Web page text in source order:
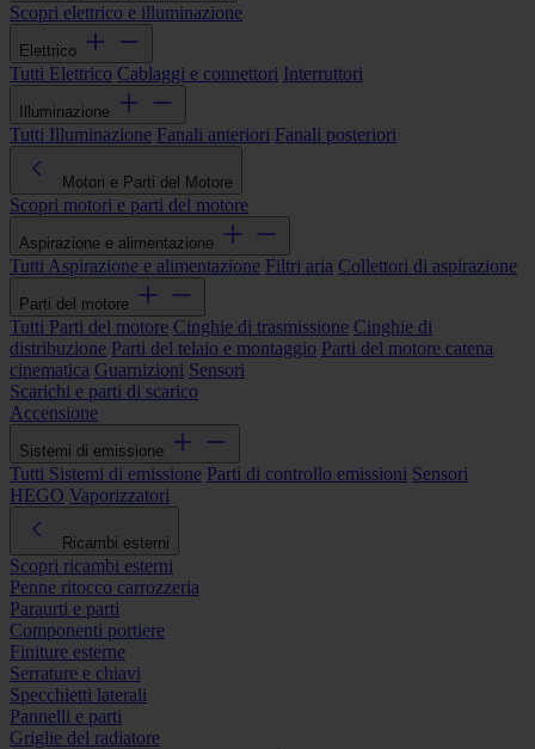
Scopri elettrico e illuminazione
Elettrico
Tutti Elettrico Cablaggi e connettori Interruttori
Illuminazione
Tutti Illuminazione Fanali anteriori Fanali posteriori
Motori e Parti del Motore
Scopri motori e parti del motore
Aspirazione e alimentazione
Tutti Aspirazione e alimentazione Filtri aria Collettori di aspirazione
Parti del motore
Tutti Parti del motore Cinghie di trasmissione Cinghie di
distribuzione Parti del telaio e montaggio Parti del motore catena
cinematica Guarnizioni Sensori
Scarichi e parti di scarico
Accensione
Sistemi di emissione
Tutti Sistemi di emissione Parti di controllo emissioni Sensori
HEGO Vaporizzatori
Ricambi esterni
Scopri ricambi esterni
Penne ritocco carrozzeria
Paraurti e parti
Componenti portiere
Finiture esterne
Serrature e chiavi
Specchietti laterali
Pannelli e parti
Griglie del radiatore